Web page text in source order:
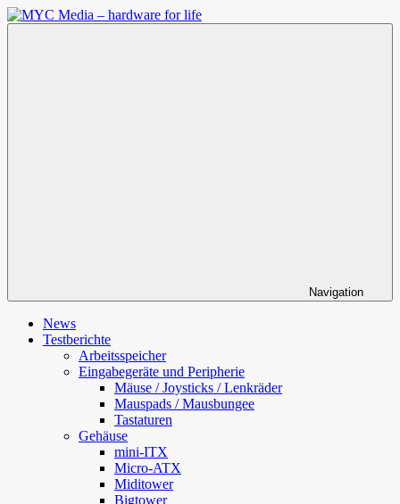
Zum
Inhalt
Navigation
News
Testberichte
Arbeitsspeicher
Eingabegeräte und Peripherie
Mäuse / Joysticks / Lenkräder
Mauspads / Mausbungee
Tastaturen
Gehäuse
mini-ITX
Micro-ATX
Miditower
Bigtower